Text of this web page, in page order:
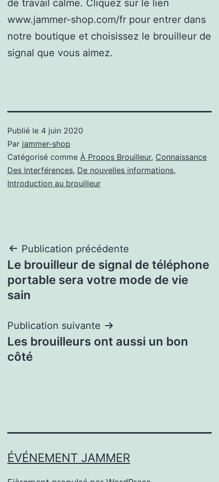
de travail calme. Cliquez sur le lien
www.jammer-shop.com/fr pour entrer dans
notre boutique et choisissez le brouilleur de
signal que vous aimez.
Publié le 4 juin 2020
Par jammer-shop
Catégorisé comme À Propos Brouilleur, Connaissance
Des Interférences, De nouvelles informations,
Introduction au brouilleur
Navigation
de
l’article
Publication précédente
Le brouilleur de signal de téléphone
portable sera votre mode de vie
sain
Publication suivante
Les brouilleurs ont aussi un bon
côté
ÉVÉNEMENT JAMMER